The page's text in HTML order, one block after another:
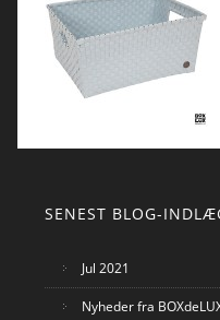
SENEST BLOG-
Jul 2021
Nyheder fra